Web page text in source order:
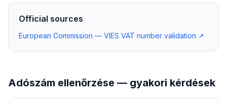
Official sources
European Commission — VIES VAT number validation ↗
Adószám ellenőrzése — gyakori kérdések